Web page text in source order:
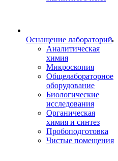
Оснащение лабораторий
Аналитическая
химия
Микроскопия
Общелабораторное
оборудование
Биологические
исследования
Органическая
химия и синтез
Пробоподготовка
Чистые помещения